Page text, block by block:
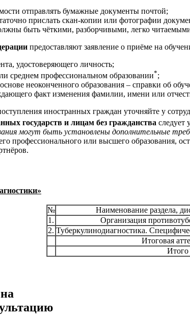
отправлять бумажные документы почтой;
прислать скан-копии или фотографии
быть чёткими, разборчивыми, легко
предоставляют заявление о приёме на
удостоверяющего личность;
среднем профессиональном образовании*;
неоконченного образования – справки об
факт изменения фамилии, имени или
иностранных граждан уточняйте у
государств и лицам без гражданства следует
могут быть установлены дополнительные
профессионального или высшего образования,
№ Наименование раздела,
1.
Организация
2. Туберкулинодиагностика.
Итоговая
Итого